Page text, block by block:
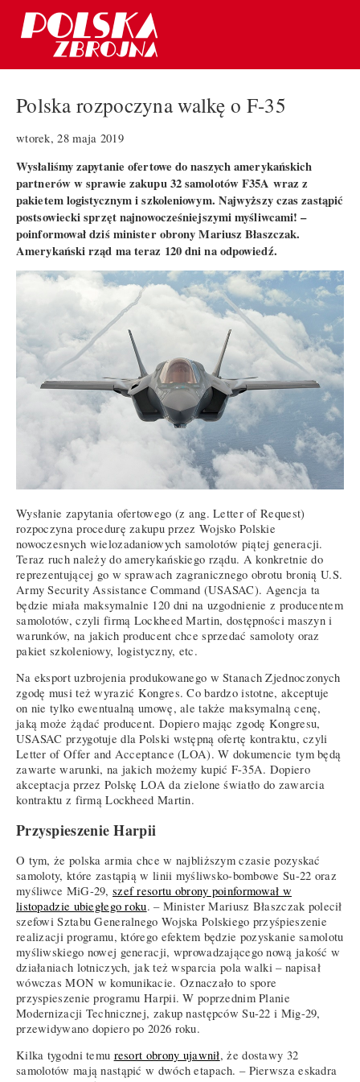
Polska rozpoczyna walkę o F-35
wtorek, 28 maja 2019
Wysłaliśmy zapytanie ofertowe do naszych amerykańskich
partnerów w sprawie zakupu 32 samolotów F35A wraz z
pakietem logistycznym i szkoleniowym. Najwyższy czas zastąpić
postsowiecki sprzęt najnowocześniejszymi myśliwcami! –
poinformował dziś minister obrony Mariusz Błaszczak.
Amerykański rząd ma teraz 120 dni na odpowiedź.
Wysłanie zapytania ofertowego (z ang. Letter of Request)
rozpoczyna procedurę zakupu przez Wojsko Polskie
nowoczesnych wielozadaniowych samolotów piątej generacji.
Teraz ruch należy do amerykańskiego rządu. A konkretnie do
reprezentującej go w sprawach zagranicznego obrotu bronią U.S.
Army Security Assistance Command (USASAC). Agencja ta
będzie miała maksymalnie 120 dni na uzgodnienie z producentem
samolotów, czyli firmą Lockheed Martin, dostępności maszyn i
warunków, na jakich producent chce sprzedać samoloty oraz
pakiet szkoleniowy, logistyczny, etc.
Na eksport uzbrojenia produkowanego w Stanach Zjednoczonych
zgodę musi też wyrazić Kongres. Co bardzo istotne, akceptuje
on nie tylko ewentualną umowę, ale także maksymalną cenę,
jaką może żądać producent. Dopiero mając zgodę Kongresu,
USASAC przygotuje dla Polski wstępną ofertę kontraktu, czyli
Letter of Offer and Acceptance (LOA). W dokumencie tym będą
zawarte warunki, na jakich możemy kupić F-35A. Dopiero
akceptacja przez Polskę LOA da zielone światło do zawarcia
kontraktu z firmą Lockheed Martin.
Przyspieszenie Harpii
O tym, że polska armia chce w najbliższym czasie pozyskać
samoloty, które zastąpią w linii myśliwsko-bombowe Su-22 oraz
myśliwce MiG-29, szef resortu obrony poinformował w
listopadzie ubiegłego roku. – Minister Mariusz Błaszczak polecił
szefowi Sztabu Generalnego Wojska Polskiego przyśpieszenie
realizacji programu, którego efektem będzie pozyskanie samolotu
myśliwskiego nowej generacji, wprowadzającego nową jakość w
działaniach lotniczych, jak też wsparcia pola walki – napisał
wówczas MON w komunikacie. Oznaczało to spore
przyspieszenie programu Harpii. W poprzednim Planie
Modernizacji Technicznej, zakup następców Su-22 i Mig-29,
przewidywano dopiero po 2026 roku.
Kilka tygodni temu resort obrony ujawnił, że dostawy 32
samolotów mają nastąpić w dwóch etapach. – Pierwsza eskadra